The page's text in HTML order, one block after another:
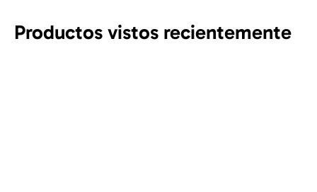
Productos vistos recientemente